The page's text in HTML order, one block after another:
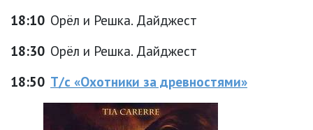
18:10 Орёл и Решка. Дайджест
18:30 Орёл и Решка. Дайджест
18:50 Т/с «Охотники за древностями»